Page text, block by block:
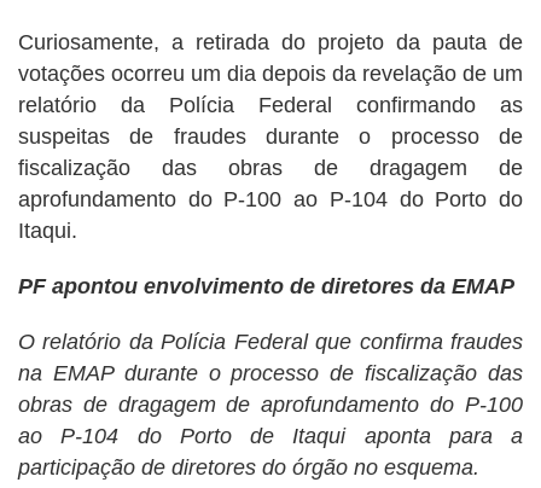
Curiosamente, a retirada do projeto da pauta de
votações ocorreu um dia depois da revelação de um
relatório da Polícia Federal confirmando as
suspeitas de fraudes durante o processo de
fiscalização das obras de dragagem de
aprofundamento do P-100 ao P-104 do Porto do
Itaqui.
PF apontou envolvimento de diretores da EMAP
O relatório da Polícia Federal que confirma fraudes
na EMAP durante o processo de fiscalização das
obras de dragagem de aprofundamento do P-100
ao P-104 do Porto de Itaqui aponta para a
participação de diretores do órgão no esquema.